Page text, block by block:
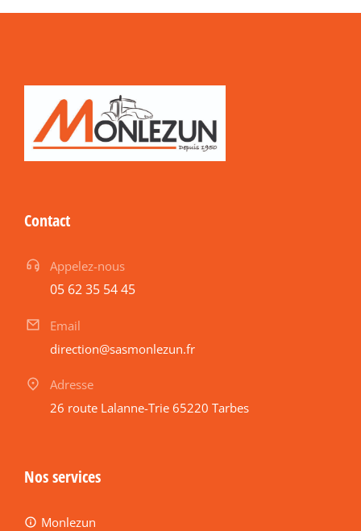
Contact
Appelez-nous
05 62 35 54 45
Email
direction@sasmonlezun.fr
Adresse
26 route Lalanne-Trie 65220 Tarbes
Nos services
Monlezun